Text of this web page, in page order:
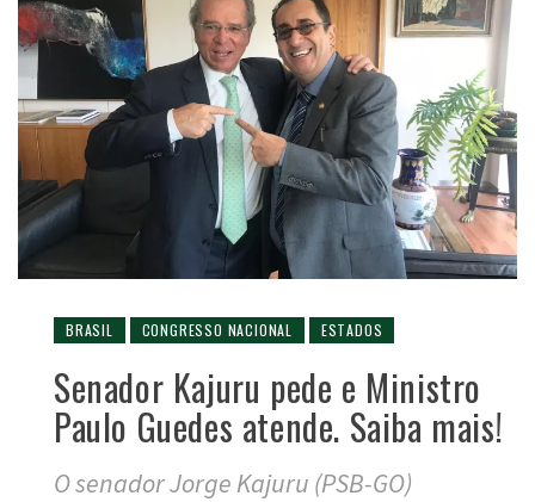
BRASIL CONGRESSO NACIONAL ESTADOS
Senador Kajuru pede e Ministro
Paulo Guedes atende. Saiba mais!
O senador Jorge Kajuru (PSB-GO)